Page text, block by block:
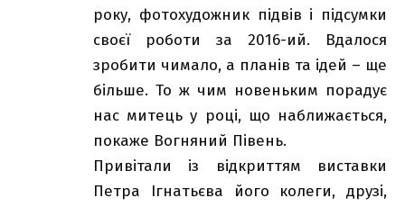
року, фотохудожник підвів і підсумки
своєї роботи за 2016-ий. Вдалося
зробити чимало, а планів та ідей – ще
більше. То ж чим новеньким порадує
нас митець у році, що наближається,
покаже Вогняний Півень.
Привітали із відкриттям виставки
Петра Ігнатьєва його колеги, друзі,